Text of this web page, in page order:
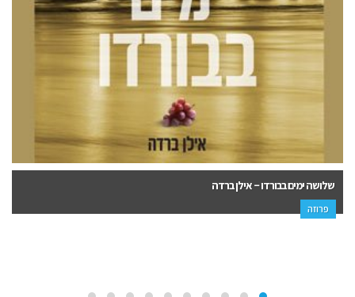
שלושה ימים בבורדו – אילן ברדה
פרוזה